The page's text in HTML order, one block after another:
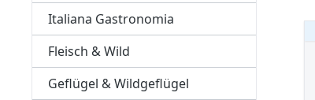
Italiana Gastronomia
Fleisch & Wild
Geflügel & Wildgeflügel